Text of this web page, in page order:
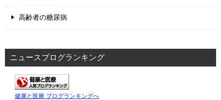
高齢者の糖尿病
ニュースブログランキング
健康と医療 ブログランキングへ